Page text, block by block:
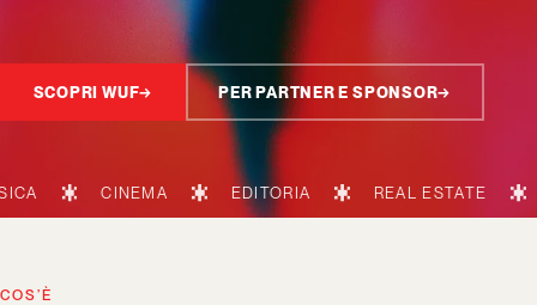
SCOPRI WUF→ PER PARTNER E SPONSOR→
CINEMA EDITORIA REAL ESTATE
COS’È